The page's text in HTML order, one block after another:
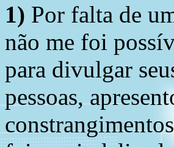
1) Por falta de
não me foi
para divulgar
pessoas,